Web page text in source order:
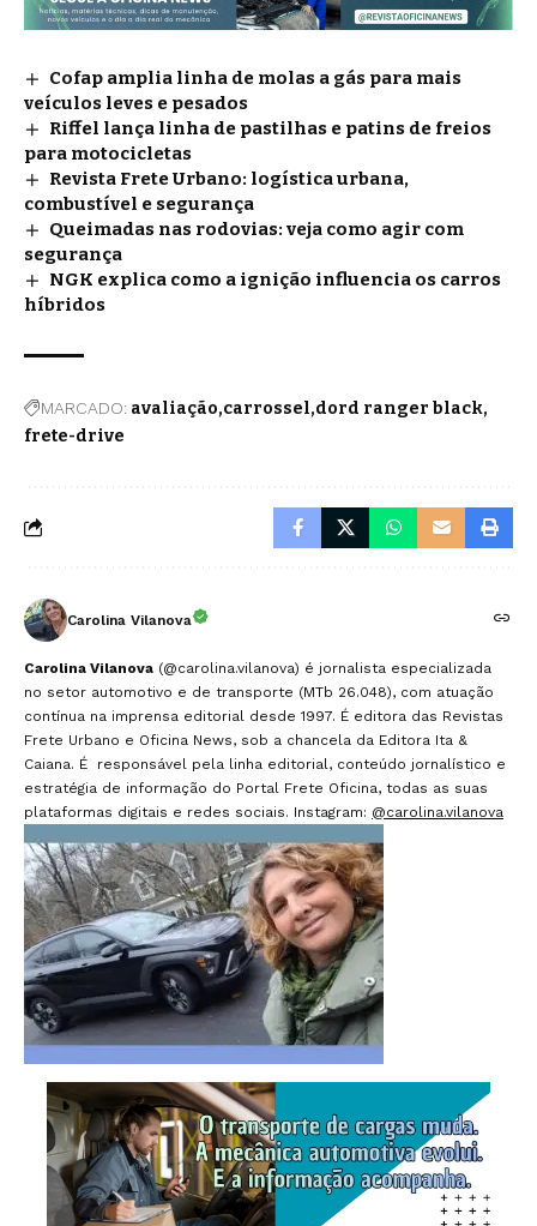
Cofap amplia linha de molas a gás para mais
veículos leves e pesados
Riffel lança linha de pastilhas e patins de freios
para motocicletas
Revista Frete Urbano: logística urbana,
combustível e segurança
Queimadas nas rodovias: veja como agir com
segurança
NGK explica como a ignição influencia os carros
híbridos
MARCADO: avaliação carrossel dord ranger black
frete-drive
Carolina Vilanova
Carolina Vilanova (@carolina.vilanova) é jornalista especializada
no setor automotivo e de transporte (MTb 26.048), com atuação
contínua na imprensa editorial desde 1997. É editora das Revistas
Frete Urbano e Oficina News, sob a chancela da Editora Ita &
Caiana. É responsável pela linha editorial, conteúdo jornalístico e
estratégia de informação do Portal Frete Oficina, todas as suas
plataformas digitais e redes sociais. Instagram: @carolina.vilanova